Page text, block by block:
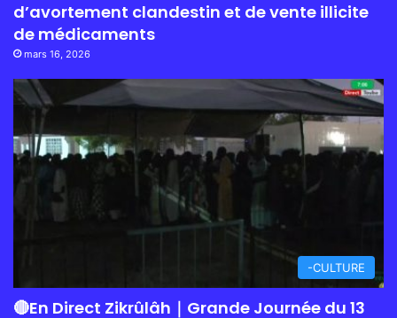
d’avortement clandestin et de vente illicite
de médicaments
mars 16, 2026
-CULTURE
🔴En Direct Zikrûlâh｜Grande Journée du 13